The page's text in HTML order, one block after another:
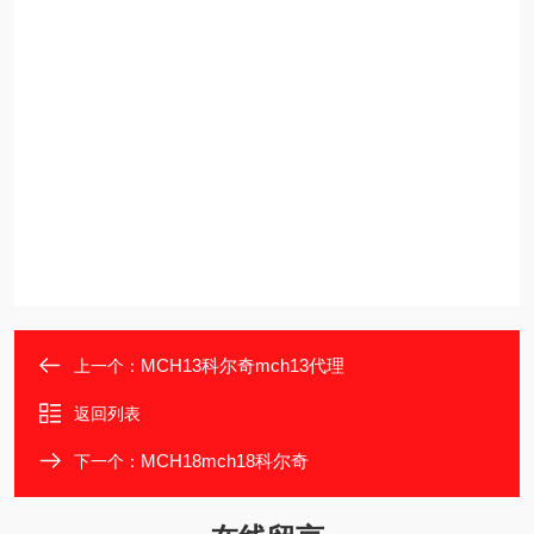
上一个： MCH13科尔奇mch13代理
返回列表
下一个： MCH18mch18科尔奇